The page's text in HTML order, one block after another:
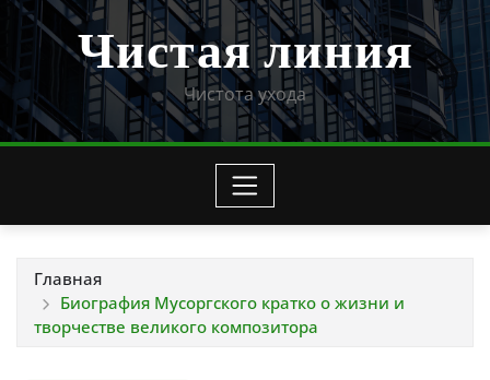
Чистая линия
Чистота ухода
Главная
Биография Мусоргского кратко о жизни и
творчестве великого композитора